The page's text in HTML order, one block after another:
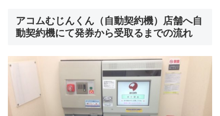
アコムむじんくん（自動契約機）店舗へ自
動契約機にて発券から受取るまでの流れ